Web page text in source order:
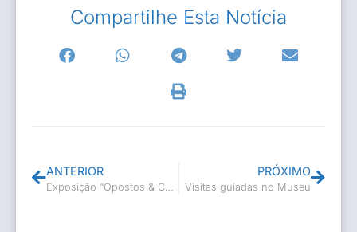
Compartilhe Esta Notícia
ANTERIOR PRÓXIMO
Visitas guiadas no Museu